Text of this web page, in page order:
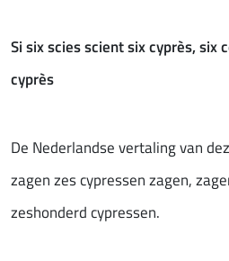
Si six scies scient six cyprès, six
cyprès
De Nederlandse vertaling van
zagen zes cypressen zagen,
zeshonderd cypressen.